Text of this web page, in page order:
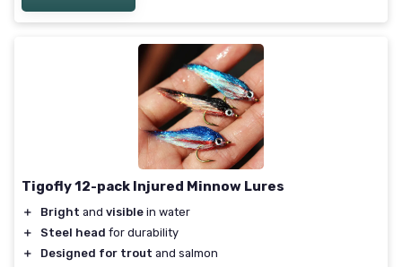
Tigofly 12-pack Injured Minnow Lures
＋ Bright and visible in water
＋
Steel head for durability
＋
Designed for trout and salmon